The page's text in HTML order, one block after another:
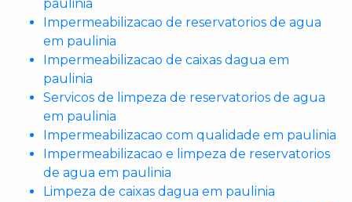
paulinia
Impermeabilizacao de reservatorios de agua
em paulinia
Impermeabilizacao de caixas dagua em
paulinia
Servicos de limpeza de reservatorios de agua
em paulinia
Impermeabilizacao com qualidade em paulinia
Impermeabilizacao e limpeza de reservatorios
de agua em paulinia
Limpeza de caixas dagua em paulinia